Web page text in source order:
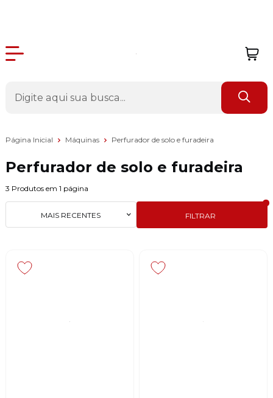
Página Inicial Máquinas Perfurador de solo e furadeira
Perfurador de solo e furadeira
3 Produtos em 1 página
FILTRAR
MAIS RECENTES